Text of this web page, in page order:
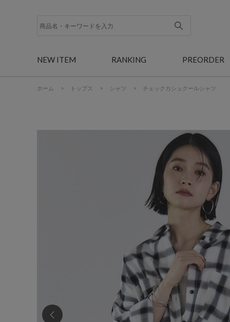
NEW ITEM RANKING PREORDER
ホーム > トップス > シャツ > チェックカシュクールシャツ